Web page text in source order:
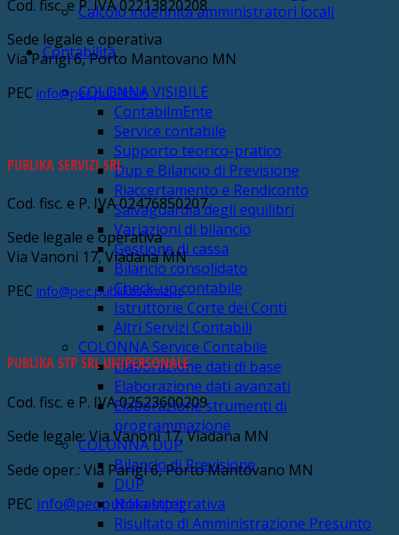
Calcolo indennità amministratori locali
Contabilità
COLONNA VISIBILE
ContabilmEnte
Service contabile
Supporto teorico-pratico
Dup e Bilancio di Previsione
Riaccertamento e Rendiconto
Salvaguardia degli equilibri
Variazioni di bilancio
Gestione di cassa
Bilancio consolidato
Check-up contabile
Istruttorie Corte dei Conti
Altri Servizi Contabili
COLONNA Service Contabile
Elaborazione dati di base
Elaborazione dati avanzati
Elaborazione strumenti di
programmazione
COLONNA DUP
Bilancio di Previsione
DUP
Nota Integrativa
Risultato di Amministrazione Presunto
Cod. fisc. e P. IVA 02213820208
Sede legale e operativa
Via Parigi 6, Porto Mantovano MN
PEC info@pec.publika.it
PUBLIKA SERVIZI SRL
Cod. fisc. e P. IVA 02476850207
Sede legale e operativa
Via Vanoni 17, Viadana MN
PEC info@pec.publikaservizi.it
PUBLIKA STP SRL UNIPERSONALE
Cod. fisc. e P. IVA 02523600209
Sede legale: Via Vanoni 17, Viadana MN
Sede oper.: Via Parigi 6, Porto Mantovano MN
PEC info@pec.publikastp.it